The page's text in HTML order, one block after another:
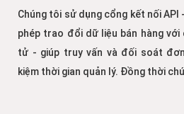
Chúng tôi sử dụng cổng kết nối API
phép trao đổi dữ liệu bán hàng
tử - giúp truy vấn và đối soát
kiệm thời gian quản lý. Đồng thời